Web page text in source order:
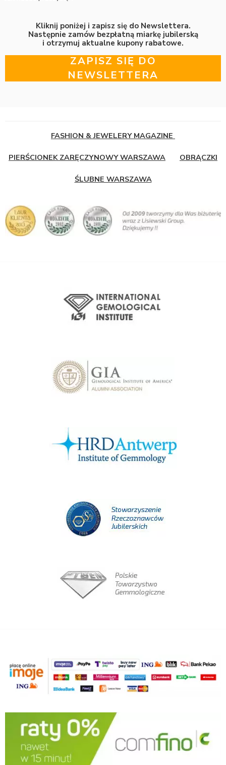
Kliknij poniżej i zapisz się do Newslettera.
Następnie zamów bezpłatną miarkę jubilerską
i otrzymuj aktualne kupony rabatowe.
ZAPISZ SIĘ DO
NEWSLETTERA
FASHION & JEWELERY MAGAZINE
PIERŚCIONEK ZARĘCZYNOWY WARSZAWA OBRĄCZKI
ŚLUBNE WARSZAWA